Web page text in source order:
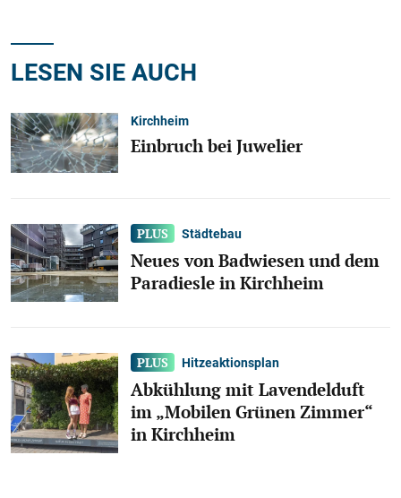
LESEN SIE AUCH
Kirchheim
Einbruch bei Juwelier
Städtebau
Neues von Badwiesen und dem
Paradiesle in Kirchheim
Hitzeaktionsplan
Abkühlung mit Lavendelduft
im „Mobilen Grünen Zimmer“
in Kirchheim